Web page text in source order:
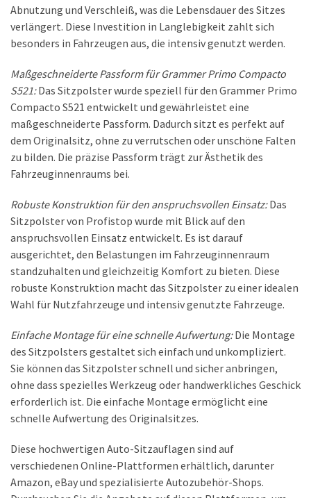
Abnutzung und Verschleiß, was die Lebensdauer des Sitzes
verlängert. Diese Investition in Langlebigkeit zahlt sich
besonders in Fahrzeugen aus, die intensiv genutzt werden.
Maßgeschneiderte Passform für Grammer Primo Compacto
S521:Das Sitzpolster wurde speziell für den Grammer Primo
Compacto S521 entwickelt und gewährleistet eine
maßgeschneiderte Passform. Dadurch sitzt es perfekt auf
dem Originalsitz, ohne zu verrutschen oder unschöne Falten
zu bilden. Die präzise Passform trägt zur Ästhetik des
Fahrzeuginnenraums bei.
Robuste Konstruktion für den anspruchsvollen Einsatz:Das
Sitzpolster von Profistop wurde mit Blick auf den
anspruchsvollen Einsatz entwickelt. Es ist darauf
ausgerichtet, den Belastungen im Fahrzeuginnenraum
standzuhalten und gleichzeitig Komfort zu bieten. Diese
robuste Konstruktion macht das Sitzpolster zu einer idealen
Wahl für Nutzfahrzeuge und intensiv genutzte Fahrzeuge.
Einfache Montage für eine schnelle Aufwertung:Die Montage
des Sitzpolsters gestaltet sich einfach und unkompliziert.
Sie können das Sitzpolster schnell und sicher anbringen,
ohne dass spezielles Werkzeug oder handwerkliches Geschick
erforderlich ist. Die einfache Montage ermöglicht eine
schnelle Aufwertung des Originalsitzes.
Diese hochwertigen Auto-Sitzauflagen sind auf
verschiedenen Online-Plattformen erhältlich, darunter
Amazon, eBay und spezialisierte Autozubehör-Shops.